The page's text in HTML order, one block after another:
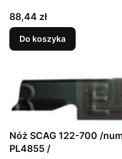
Cena
88,44 zł
Do koszyka
Nóż SCAG 122-700 /
PL4855 /